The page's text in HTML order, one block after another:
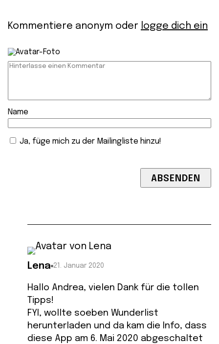
Kommentiere anonym oder logge dich ein
Name
Ja, füge mich zu der Mailingliste hinzu!
Lena 21. Januar 2020
Hallo Andrea, vielen Dank für die tollen
Tipps!
FYI, wollte soeben Wunderlist
herunterladen und da kam die Info, dass
diese App am 6. Mai 2020 abgeschaltet